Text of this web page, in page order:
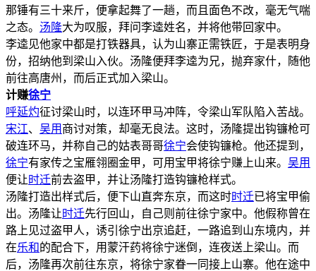
那锤有三十来斤，便拿起舞了一趟，而且面色不改，毫无气喘
之态。 汤隆大为叹服，拜问李逵姓名，并将他带回家中。
李逵见他家中都是打铁器具，认为山寨正需铁匠，于是表明身
份，招纳他到梁山入伙。汤隆便拜李逵为兄，抛弃家什，随他
前往高唐州，而后正式加入梁山。
计赚徐宁
呼延灼征讨梁山时，以连环甲马冲阵，令梁山军队陷入苦战。
宋江、 吴用 商讨对策，却毫无良法。这时，汤隆提出钩镰枪可
破连环马，并称自己的姑表哥哥徐宁会使钩镰枪。他还提到，
徐宁有家传之宝雁翎圈金甲，可用宝甲将徐宁赚上山来。 吴用
便让时迁前去盗甲，并让汤隆打造钩镰枪样式。
汤隆打造出样式后，便下山直奔东京，而这时时迁已将宝甲偷
出。汤隆让时迁先行回山，自己则前往徐宁家中。他假称曾在
路上见过盗甲人，诱引徐宁出京追赶，一路追到山东境内，并
在乐和的配合下，用蒙汗药将徐宁迷倒，连夜送上梁山。而
后，汤隆再次前往东京，将徐宁家眷一同接上山寨。他在途中